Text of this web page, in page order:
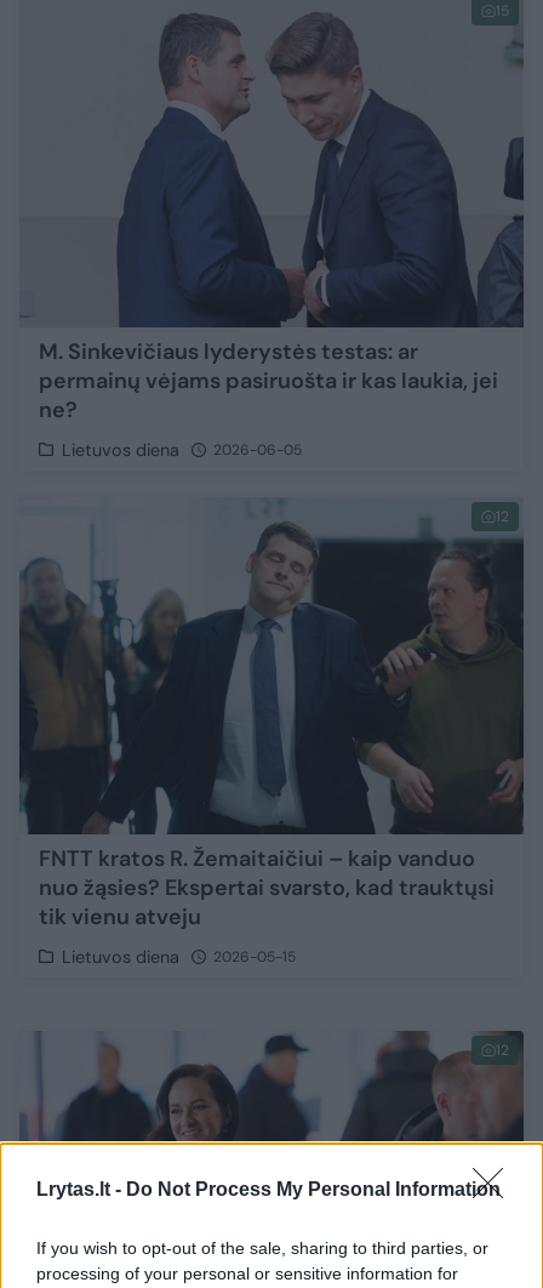
Lrytas.lt - Do Not Process My Personal Information
If you wish to opt-out of the sale, sharing to third parties, or
processing of your personal or sensitive information for
15
M. Sinkevičiaus lyderystės testas: ar
permainų vėjams pasiruošta ir kas laukia, jei
ne?
Lietuvos diena 2026-06-05
12
FNTT kratos R. Žemaitaičiui – kaip vanduo
nuo žąsies? Ekspertai svarsto, kad trauktųsi
tik vienu atveju
Lietuvos diena 2026-05-15
12